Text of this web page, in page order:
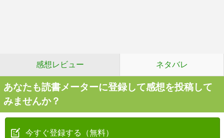
感想レビュー ネタバレ
あなたも読書メーターに登録して感想を投稿して
みませんか？
今すぐ登録する（無料）